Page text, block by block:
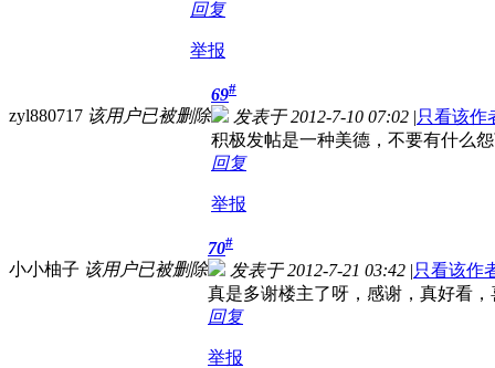
回复
举报
zyl880717 该用户已被删除
69#
发表于 2012-7-10 07:02 |只看该作
积极发帖是一种美德，不要有什么
回复
举报
小小柚子 该用户已被删除
70#
发表于 2012-7-21 03:42 |只看该作
真是多谢楼主了呀，感谢，真好看，
回复
举报